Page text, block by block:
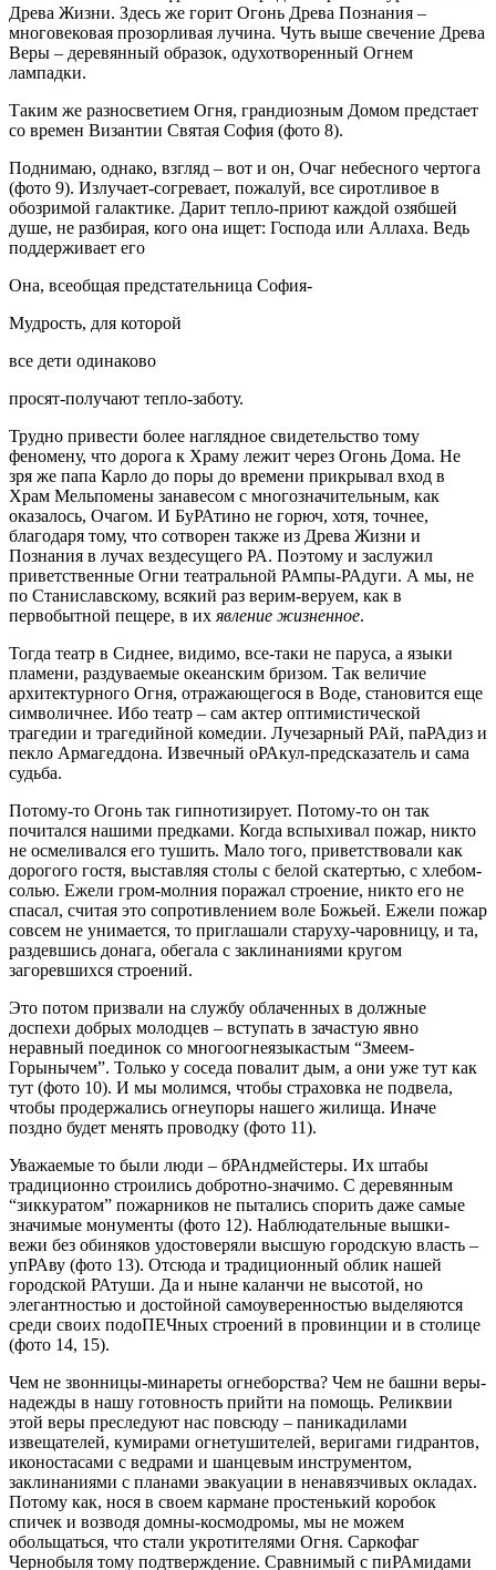
Древа Жизни. Здесь же горит Огонь Древа Познания –
многовековая прозорливая лучина. Чуть выше свечение Древа
Веры – деревянный образок, одухотворенный Огнем
лампадки.
Таким же разносветием Огня, грандиозным Домом предстает
со времен Византии Святая София (фото 8).
Поднимаю, однако, взгляд – вот и он, Очаг небесного чертога
(фото 9). Излучает-согревает, пожалуй, все сиротливое в
обозримой галактике. Дарит тепло-приют каждой озябшей
душе, не разбирая, кого она ищет: Господа или Аллаха. Ведь
поддерживает его
Она, всеобщая предстательница София-
Мудрость, для которой
все дети одинаково
просят-получают тепло-заботу.
Трудно привести более наглядное свидетельство тому
феномену, что дорога к Храму лежит через Огонь Дома. Не
зря же папа Карло до поры до времени прикрывал вход в
Храм Мельпомены занавесом с многозначительным, как
оказалось, Очагом. И БуРАтино не горюч, хотя, точнее,
благодаря тому, что сотворен также из Древа Жизни и
Познания в лучах вездесущего РА. Поэтому и заслужил
приветственные Огни театральной РАмпы-РАдуги. А мы, не
по Станиславскому, всякий раз верим-веруем, как в
первобытной пещере, в их явление жизненное.
Тогда театр в Сиднее, видимо, все-таки не паруса, а языки
пламени, раздуваемые океанским бризом. Так величие
архитектурного Огня, отражающегося в Воде, становится еще
символичнее. Ибо театр – сам актер оптимистической
трагедии и трагедийной комедии. Лучезарный РАй, паРАдиз и
пекло Армагеддона. Извечный оРАкул-предсказатель и сама
судьба.
Потому-то Огонь так гипнотизирует. Потому-то он так
почитался нашими предками. Когда вспыхивал пожар, никто
не осмеливался его тушить. Мало того, приветствовали как
дорогого гостя, выставляя столы с белой скатертью, с хлебом-
солью. Ежели гром-молния поражал строение, никто его не
спасал, считая это сопротивлением воле Божьей. Ежели пожар
совсем не унимается, то приглашали старуху-чаровницу, и та,
раздевшись донага, обегала с заклинаниями кругом
загоревшихся строений.
Это потом призвали на службу облаченных в должные
доспехи добрых молодцев – вступать в зачастую явно
неравный поединок со многоогнеязыкастым “Змеем-
Горынычем”. Только у соседа повалит дым, а они уже тут как
тут (фото 10). И мы молимся, чтобы страховка не подвела,
чтобы продержались огнеупоры нашего жилища. Иначе
поздно будет менять проводку (фото 11).
Уважаемые то были люди – бРАндмейстеры. Их штабы
традиционно строились добротно-значимо. С деревянным
“зиккуратом” пожарников не пытались спорить даже самые
значимые монументы (фото 12). Наблюдательные вышки-
вежи без обиняков удостоверяли высшую городскую власть –
упРАву (фото 13). Отсюда и традиционный облик нашей
городской РАтуши. Да и ныне каланчи не высотой, но
элегантностью и достойной самоуверенностью выделяются
среди своих подоПЕЧных строений в провинции и в столице
(фото 14, 15).
Чем не звонницы-минареты огнеборства? Чем не башни веры-
надежды в нашу готовность прийти на помощь. Реликвии
этой веры преследуют нас повсюду – паникадилами
извещателей, кумирами огнетушителей, веригами гидрантов,
иконостасами с ведрами и шанцевым инструментом,
заклинаниями с планами эвакуации в ненавязчивых окладах.
Потому как, нося в своем кармане простенький коробок
спичек и возводя домны-космодромы, мы не можем
обольщаться, что стали укротителями Огня. Саркофаг
Чернобыля тому подтверждение. Сравнимый с пиРАмидами